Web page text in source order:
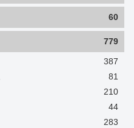
60
779
387
81
210
44
283